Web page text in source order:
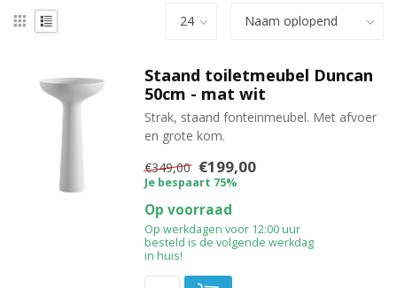
Staand toiletmeubel Duncan
50cm - mat wit
Strak, staand fonteinmeubel. Met afvoer
en grote kom.
€349,00 €199,00
Je bespaart 75%
Op voorraad
Op werkdagen voor 12:00 uur
besteld is de volgende werkdag
in huis!